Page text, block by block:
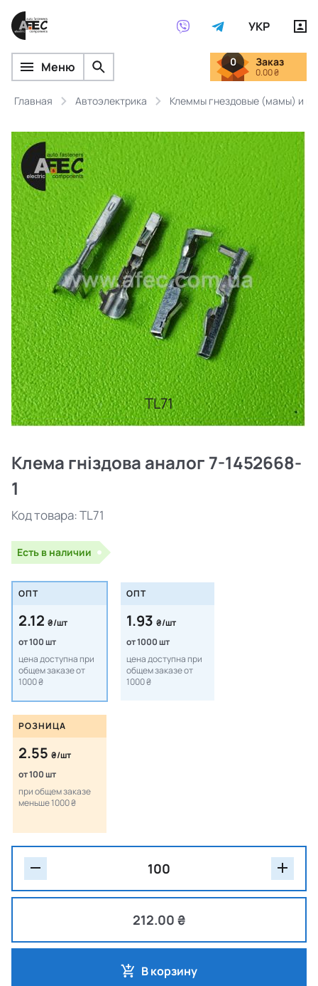
УКР
Меню 0 Заказ
0.00 ₴
Главная Автоэлектрика Клеммы гнездовые (мамы) и
TL71
Клема гніздова аналог 7-1452668-
1
Код товара:TL71
Есть в наличии
ОПТ
2.12 ₴/шт
от 100 шт
цена доступна при
общем заказе от
1000 ₴
ОПТ
1.93 ₴/шт
от 1000 шт
цена доступна при
общем заказе от
1000 ₴
РОЗНИЦА
2.55 ₴/шт
от 100 шт
при общем заказе
меньше 1000 ₴
212.00 ₴
В корзину